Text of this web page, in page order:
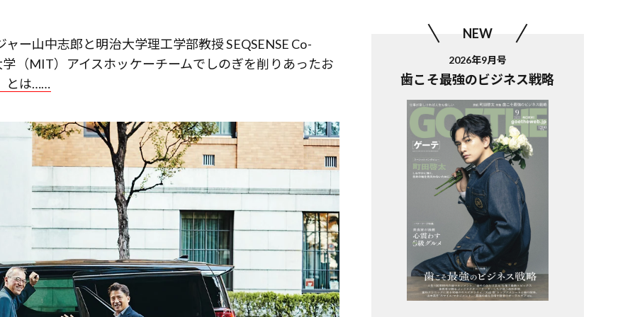
ー山中志郎と明治大学理工学部教授 SEQSENSE Co-
（MIT）アイスホッケーチームでしのぎを削りあったお
とは……
NEW
2026年9月号
歯こそ最強のビジネス戦略